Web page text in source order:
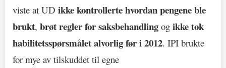
viste at UD ikke kontrollerte hvordan pengene ble
brukt, brøt regler for saksbehandling og ikke tok
habilitetsspørsmålet alvorlig før i 2012. IPI brukte
for mye av tilskuddet til egne